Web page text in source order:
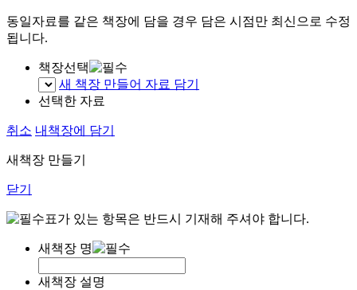
동일자료를 같은 책장에 담을 경우 담은 시점만 최신으로 수정
됩니다.
책장선택
새 책장 만들어 자료 담기
선택한 자료
취소 내책장에 담기
새책장 만들기
닫기
표가 있는 항목은 반드시 기재해 주셔야 합니다.
새책장 명
새책장 설명